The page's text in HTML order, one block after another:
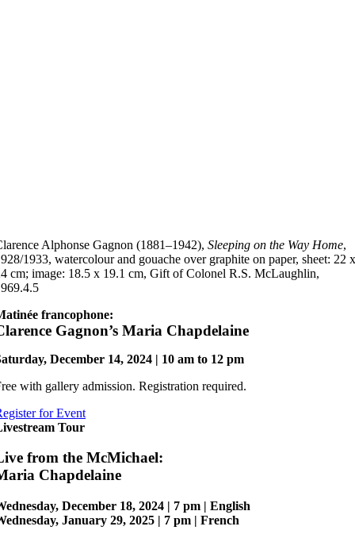
Alphonse Gagnon (1881–1942), Sleeping on the Way Home,
1933, watercolour and gouache over graphite on paper, sheet: 22 x
cm; image: 18.5 x 19.1 cm, Gift of Colonel R.S. McLaughlin,
francophone:
Gagnon’s Maria Chapdelaine
December 14, 2024 | 10 am to 12 pm
with gallery admission. Registration required.
for Event
Tour
from the McMichael:
Chapdelaine
December 18, 2024 | 7 pm | English
January 29, 2025 | 7 pm | French